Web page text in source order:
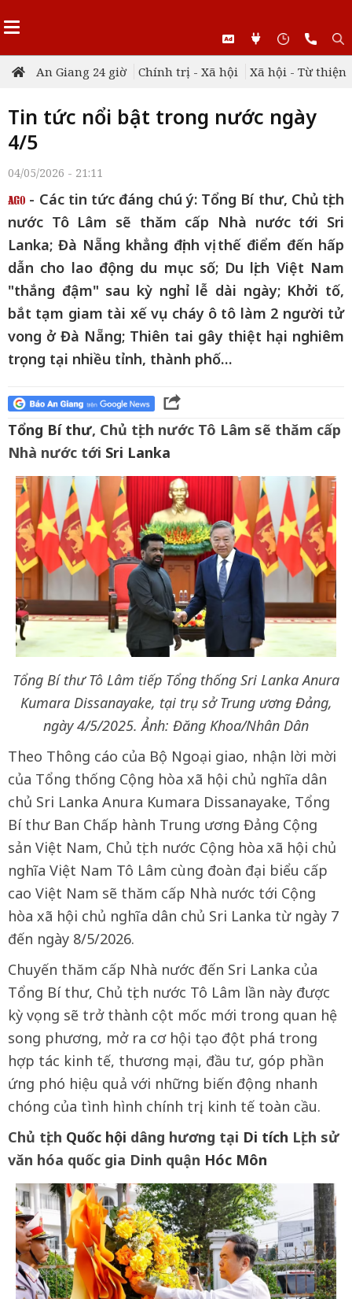
An Giang 24 giờ Chính trị - Xã hội Xã hội - Từ thiện
Tin tức nổi bật trong nước ngày
4/5
04/05/2026 - 21:11
- Các tin tức đáng chú ý: Tổng Bí thư, Chủ tịch
nước Tô Lâm sẽ thăm cấp Nhà nước tới Sri
Lanka; Đà Nẵng khẳng định vị thế điểm đến hấp
dẫn cho lao động du mục số; Du lịch Việt Nam
"thắng đậm" sau kỳ nghỉ lễ dài ngày; Khởi tố,
bắt tạm giam tài xế vụ cháy ô tô làm 2 người tử
vong ở Đà Nẵng; Thiên tai gây thiệt hại nghiêm
trọng tại nhiều tỉnh, thành phố…
Tổng Bí thư, Chủ tịch nước Tô Lâm sẽ thăm cấp
Nhà nước tới Sri Lanka
Tổng Bí thư Tô Lâm tiếp Tổng thống Sri Lanka Anura
Kumara Dissanayake, tại trụ sở Trung ương Đảng,
ngày 4/5/2025. Ảnh: Đăng Khoa/Nhân Dân
Theo Thông cáo của Bộ Ngoại giao, nhận lời mời
của Tổng thống Cộng hòa xã hội chủ nghĩa dân
chủ Sri Lanka Anura Kumara Dissanayake, Tổng
Bí thư Ban Chấp hành Trung ương Đảng Cộng
sản Việt Nam, Chủ tịch nước Cộng hòa xã hội chủ
nghĩa Việt Nam Tô Lâm cùng đoàn đại biểu cấp
cao Việt Nam sẽ thăm cấp Nhà nước tới Cộng
hòa xã hội chủ nghĩa dân chủ Sri Lanka từ ngày 7
đến ngày 8/5/2026.
Chuyến thăm cấp Nhà nước đến Sri Lanka của
Tổng Bí thư, Chủ tịch nước Tô Lâm lần này được
kỳ vọng sẽ trở thành cột mốc mới trong quan hệ
song phương, mở ra cơ hội tạo đột phá trong
hợp tác kinh tế, thương mại, đầu tư, góp phần
ứng phó hiệu quả với những biến động nhanh
chóng của tình hình chính trị, kinh tế toàn cầu.
Chủ tịch Quốc hội dâng hương tại Di tích Lịch sử
văn hóa quốc gia Dinh quận Hóc Môn